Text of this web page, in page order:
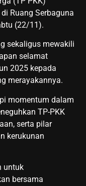
Ruang Serbaguna
(22/11).
sekaligus mewakili
selamat
2025 kepada
merayakannya.
momentum dalam
TP-PKK
serta pilar
kerukunan
untuk
bersama